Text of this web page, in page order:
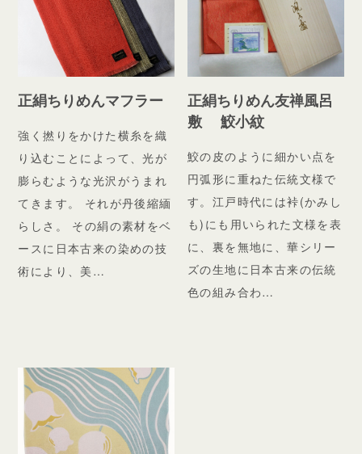
正絹ちりめんマフラー
強く撚りをかけた横糸を織
り込むことによって、光が
膨らむような光沢がうまれ
てきます。 それが丹後縮緬
らしさ。 その絹の素材をベ
ースに日本古来の染めの技
術により、美…
正絹ちりめん友禅風呂
敷 鮫小紋
鮫の皮のように細かい点を
円弧形に重ねた伝統文様で
す。江戸時代には裃(かみし
も)にも用いられた文様を表
に、裏を無地に、華シリー
ズの生地に日本古来の伝統
色の組み合わ…